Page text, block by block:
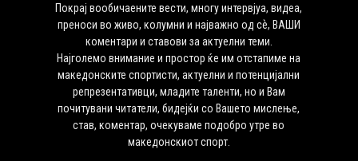
Покрај вообичаените вести, многу интервјуа, видеа,
преноси во живо, колумни и најважно од сѐ, ВАШИ
коментари и ставови за актуелни теми.
Најголемо внимание и простор ќе им отстапиме на
македонските спортисти, актуелни и потенцијални
репрезентативци, младите таленти, но и Вам
почитувани читатели, бидејќи со Вашето мислење,
став, коментар, очекуваме подобро утре во
македонскиот спорт.